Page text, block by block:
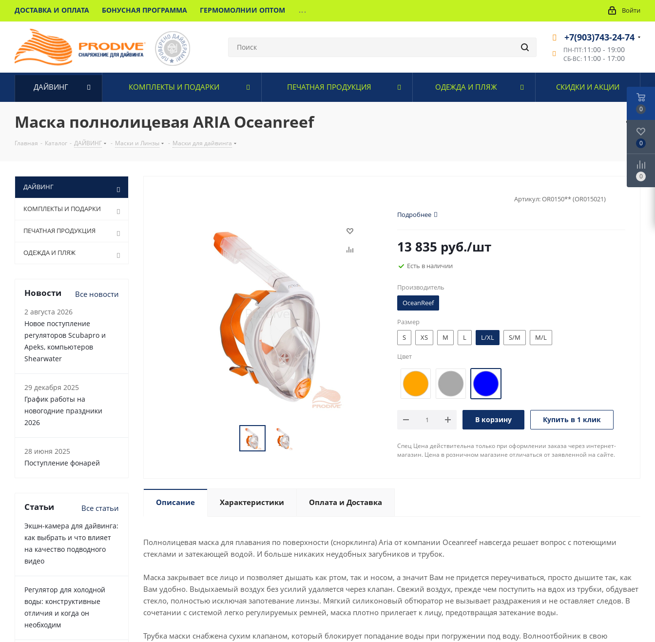
ДОСТАВКА И ОПЛАТА БОНУСНАЯ ПРОГРАММА ГЕРМОМОЛНИИ ОПТОМ ... Войти
+7(903)743-24-74
ПН-ПТ:11:00 - 19:00
СБ-ВС: 11:00 - 17:00
ДАЙВИНГ КОМПЛЕКТЫ И ПОДАРКИ ПЕЧАТНАЯ ПРОДУКЦИЯ ОДЕЖДА И ПЛЯЖ СКИДКИ И АКЦИИ
Маска полнолицевая ARIA Oceanreef
Главная - Каталог - ДАЙВИНГ - Маски и Линзы - Маски для дайвинга
Артикул:OR0150** (OR015021)
Подробнее
13 835 руб./шт
Есть в наличии
Производитель
OceanReef
Размер
S
XS M L L/XL S/M M/L
Цвет
В корзину Купить в 1 клик
Спец Цена действительна только при оформлении заказа через интернет-
магазин. Цена в розничном магазине отличаться от заявленной на сайте.
Описание Характеристики Оплата и Доставка
Полнолицевая маска для плавания по поверхности (снорклинга) Aria от компании Oceanreef навсегда решает вопрос с потеющими
стеклами и затекающей водой. И больше никаких неудобных загубников и трубок.
Маска закрывает все лицо и позволяет дышать как ртом, так и носом, а значит Вам не придется переучиваться, просто дышите так, как
Вам удобно. Выдыхаемый воздух без усилий удаляется через клапан. Свежий воздух, прежде чем поступить на вдох из трубки, обдувает
стекло, полностью исключая запотевание линзы. Мягкий силиконовый обтюратор не вызывает раздражения и не оставляет следов. В
сочетании с системой легко регулируемых ремней, маска плотно прилегает к лицу, предотвращая затекание воды.
Трубка маски снабжена сухим клапаном, который блокирует попадание воды при погружении под воду. Волноотбойник в свою
ДАЙВИНГ
КОМПЛЕКТЫ И ПОДАРКИ
ПЕЧАТНАЯ ПРОДУКЦИЯ
ОДЕЖДА И ПЛЯЖ
Новости Все новости
2 августа 2026
Новое поступление
регуляторов Scubapro и
Apeks, компьютеров
Shearwater
29 декабря 2025
График работы на
новогодние праздники
2026
28 июня 2025
Поступление фонарей
Статьи Все статьи
Экшн-камера для дайвинга:
как выбрать и что влияет
на качество подводного
видео
Регулятор для холодной
воды: конструктивные
отличия и когда он
необходим
0
0
0